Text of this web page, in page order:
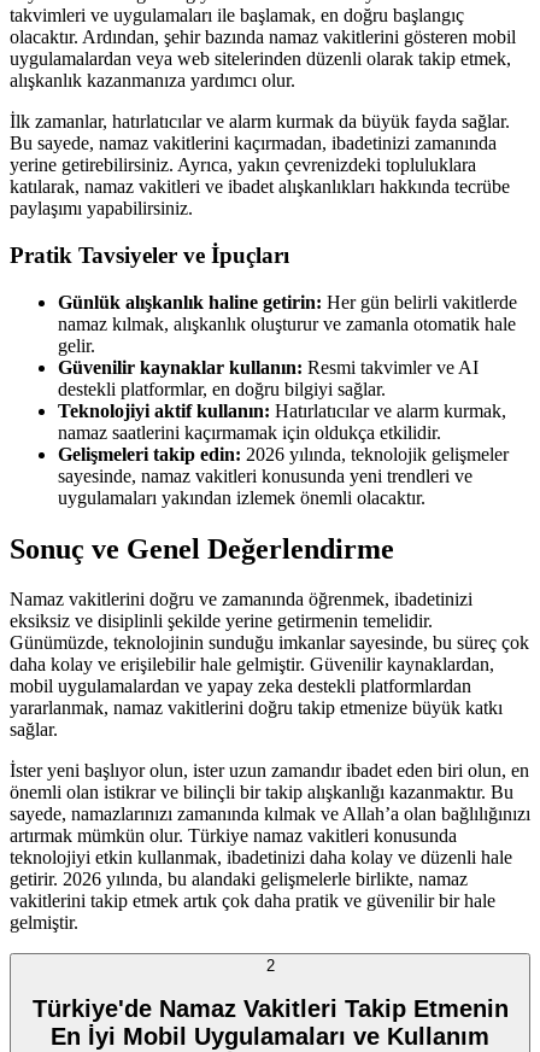
takvimleri ve uygulamaları ile başlamak, en doğru başlangıç
olacaktır. Ardından, şehir bazında namaz vakitlerini gösteren mobil
uygulamalardan veya web sitelerinden düzenli olarak takip etmek,
alışkanlık kazanmanıza yardımcı olur.
İlk zamanlar, hatırlatıcılar ve alarm kurmak da büyük fayda sağlar.
Bu sayede, namaz vakitlerini kaçırmadan, ibadetinizi zamanında
yerine getirebilirsiniz. Ayrıca, yakın çevrenizdeki topluluklara
katılarak, namaz vakitleri ve ibadet alışkanlıkları hakkında tecrübe
paylaşımı yapabilirsiniz.
Pratik Tavsiyeler ve İpuçları
Günlük alışkanlık haline getirin: Her gün belirli vakitlerde
namaz kılmak, alışkanlık oluşturur ve zamanla otomatik hale
gelir.
Güvenilir kaynaklar kullanın: Resmi takvimler ve AI
destekli platformlar, en doğru bilgiyi sağlar.
Teknolojiyi aktif kullanın: Hatırlatıcılar ve alarm kurmak,
namaz saatlerini kaçırmamak için oldukça etkilidir.
Gelişmeleri takip edin: 2026 yılında, teknolojik gelişmeler
sayesinde, namaz vakitleri konusunda yeni trendleri ve
uygulamaları yakından izlemek önemli olacaktır.
Sonuç ve Genel Değerlendirme
Namaz vakitlerini doğru ve zamanında öğrenmek, ibadetinizi
eksiksiz ve disiplinli şekilde yerine getirmenin temelidir.
Günümüzde, teknolojinin sunduğu imkanlar sayesinde, bu süreç çok
daha kolay ve erişilebilir hale gelmiştir. Güvenilir kaynaklardan,
mobil uygulamalardan ve yapay zeka destekli platformlardan
yararlanmak, namaz vakitlerini doğru takip etmenize büyük katkı
sağlar.
İster yeni başlıyor olun, ister uzun zamandır ibadet eden biri olun, en
önemli olan istikrar ve bilinçli bir takip alışkanlığı kazanmaktır. Bu
sayede, namazlarınızı zamanında kılmak ve Allah’a olan bağlılığınızı
artırmak mümkün olur. Türkiye namaz vakitleri konusunda
teknolojiyi etkin kullanmak, ibadetinizi daha kolay ve düzenli hale
getirir. 2026 yılında, bu alandaki gelişmelerle birlikte, namaz
vakitlerini takip etmek artık çok daha pratik ve güvenilir bir hale
gelmiştir.
2
Türkiye'de Namaz Vakitleri Takip Etmenin
En İyi Mobil Uygulamaları ve Kullanım